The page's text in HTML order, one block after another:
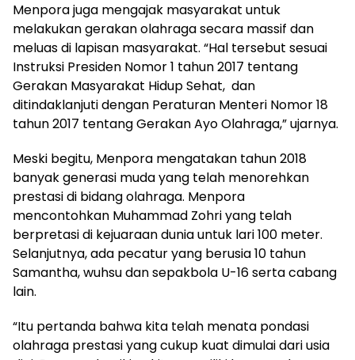
Menpora juga mengajak masyarakat untuk
melakukan gerakan olahraga secara massif dan
meluas di lapisan masyarakat. “Hal tersebut sesuai
Instruksi Presiden Nomor 1 tahun 2017 tentang
Gerakan Masyarakat Hidup Sehat, dan
ditindaklanjuti dengan Peraturan Menteri Nomor 18
tahun 2017 tentang Gerakan Ayo Olahraga,” ujarnya.
Meski begitu, Menpora mengatakan tahun 2018
banyak generasi muda yang telah menorehkan
prestasi di bidang olahraga. Menpora
mencontohkan Muhammad Zohri yang telah
berpretasi di kejuaraan dunia untuk lari 100 meter.
Selanjutnya, ada pecatur yang berusia 10 tahun
Samantha, wuhsu dan sepakbola U-16 serta cabang
lain.
“Itu pertanda bahwa kita telah menata pondasi
olahraga prestasi yang cukup kuat dimulai dari usia